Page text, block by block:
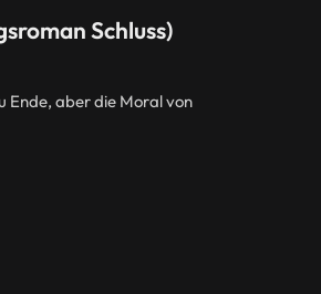
Schluss)
Ende, aber die Moral von